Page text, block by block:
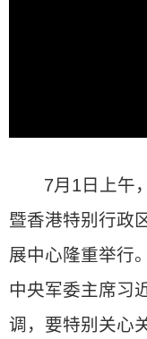
7月1日上午
暨香港特别行政
展中心隆重举行
中央军委主席习
调，要特别关心